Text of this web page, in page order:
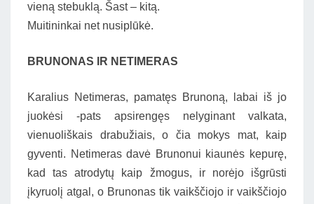
vieną stebuklą. Šast – kitą.
Muitininkai net nusiplūkė.
BRUNONAS IR NETIMERAS
Karalius Netimeras, pamatęs Brunoną, labai iš jo
juokėsi -pats apsirengęs nelyginant valkata,
vienuoliškais drabužiais, o čia mokys mat, kaip
gyventi. Netimeras davė Brunonui kiaunės kepurę,
kad tas atrodytų kaip žmogus, ir norėjo išgrūsti
įkyruolį atgal, o Brunonas tik vaikščiojo ir vaikščiojo